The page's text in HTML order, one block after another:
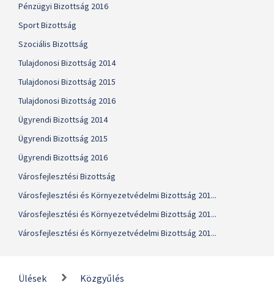
Pénzügyi Bizottság 2016
Sport Bizottság
Szociális Bizottság
Tulajdonosi Bizottság 2014
Tulajdonosi Bizottság 2015
Tulajdonosi Bizottság 2016
Ügyrendi Bizottság 2014
Ügyrendi Bizottság 2015
Ügyrendi Bizottság 2016
Városfejlesztési Bizottság
Városfejlesztési és Környezetvédelmi Bizottság 201...
Városfejlesztési és Környezetvédelmi Bizottság 201...
Városfejlesztési és Környezetvédelmi Bizottság 201...
Ülések
Közgyűlés